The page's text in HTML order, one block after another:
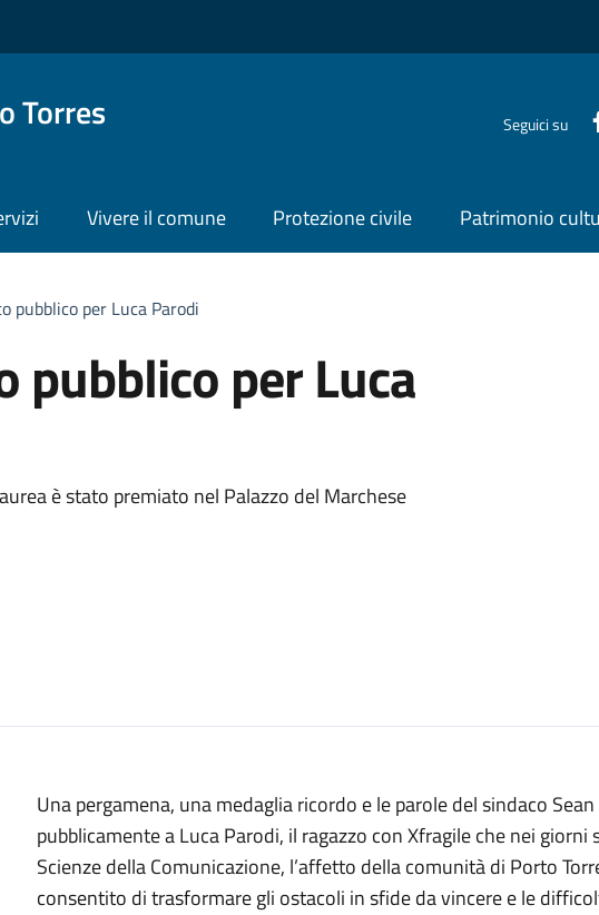
Torres Seguici su
Vivere il comune Protezione civile Patrimonio
pubblico per Luca Parodi
pubblico per Luca
è stato premiato nel Palazzo del Marchese
Una pergamena, una medaglia ricordo e le parole del sindaco
pubblicamente a Luca Parodi, il ragazzo con Xfragile che nei
Scienze della Comunicazione, l’affetto della comunità di Porto
consentito di trasformare gli ostacoli in sfide da vincere e le